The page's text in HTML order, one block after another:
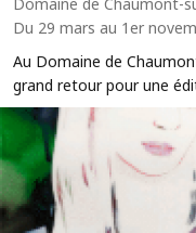
Du 29 mars au 1er
Au Domaine de
grand retour pour une